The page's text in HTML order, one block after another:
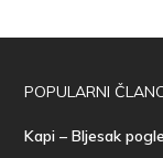
POPULARNI
Kapi – Bljesak